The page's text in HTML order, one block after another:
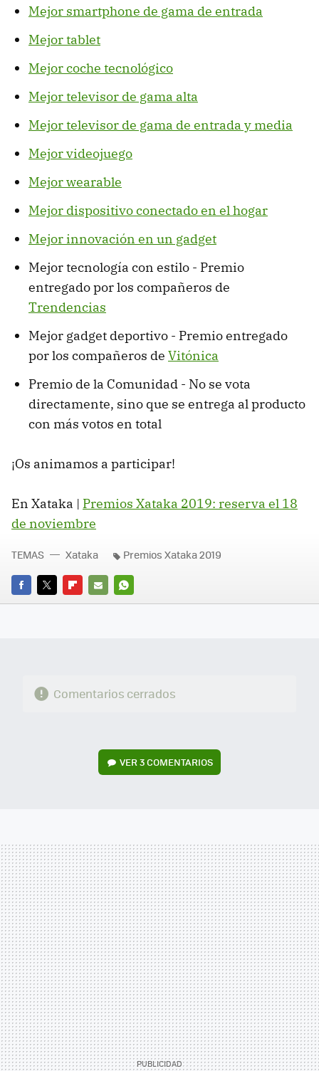
Mejor smartphone de gama de entrada
Mejor tablet
Mejor coche tecnológico
Mejor televisor de gama alta
Mejor televisor de gama de entrada y media
Mejor videojuego
Mejor wearable
Mejor dispositivo conectado en el hogar
Mejor innovación en un gadget
Mejor tecnología con estilo - Premio
entregado por los compañeros de
Trendencias
Mejor gadget deportivo - Premio entregado
por los compañeros de Vitónica
Premio de la Comunidad - No se vota
directamente, sino que se entrega al producto
con más votos en total
¡Os animamos a participar!
En Xataka | Premios Xataka 2019: reserva el 18
de noviembre
FACEBOOK
TWITTERFLIPBOARD
E-
WHATSAPP
TEMAS Xataka Premios Xataka 2019
Comentarios cerrados
VER3 COMENTARIOS